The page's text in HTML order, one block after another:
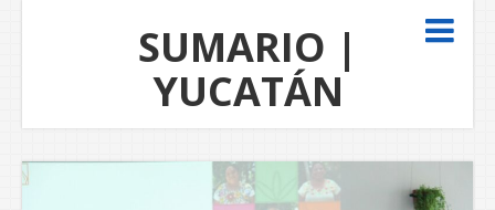
SUMARIO |
YUCATÁN